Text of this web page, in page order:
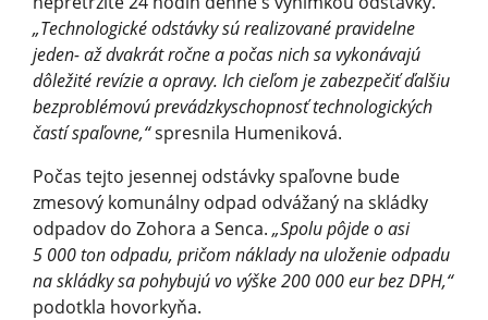
„Technologické odstávky sú realizované pravidelne
jeden- až dvakrát ročne a počas nich sa vykonávajú
dôležité revízie a opravy. Ich cieľom je zabezpečiť ďalšiu
bezproblémovú prevádzkyschopnosť technologických
častí spaľovne,“spresnila Humeniková.
Počas tejto jesennej odstávky spaľovne bude
zmesový komunálny odpad odvážaný na skládky
odpadov do Zohora a Senca. „Spolu pôjde o asi
5 000 ton odpadu, pričom náklady na uloženie odpadu
na skládky sa pohybujú vo výške 200 000 eur bez DPH,“
podotkla hovorkyňa.